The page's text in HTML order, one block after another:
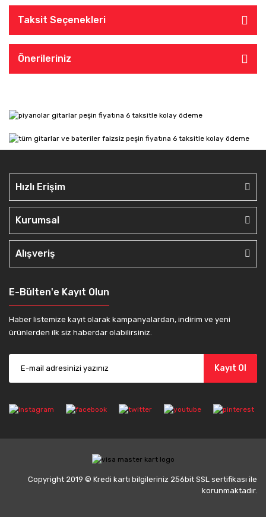
Taksit Seçenekleri
Önerileriniz
Hızlı Erişim
Kurumsal
Alışveriş
E-Bülten'e Kayıt Olun
Haber listemize kayıt olarak kampanyalardan, indirim ve yeni
ürünlerden ilk siz haberdar olabilirsiniz.
Kayıt Ol
Copyright 2019 © Kredi kartı bilgileriniz 256bit SSL sertifikası ile
korunmaktadır.